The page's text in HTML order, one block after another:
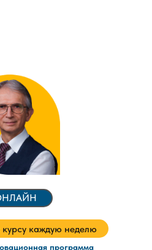
программа
каждую неделю